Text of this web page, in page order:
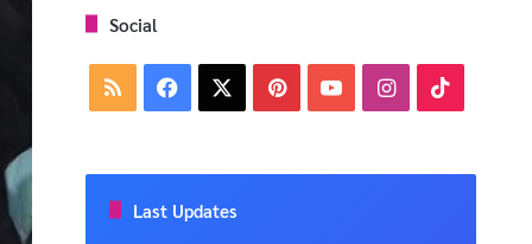
Social
RSS Facebook PinterestYouTubeInstagram
Last Updates